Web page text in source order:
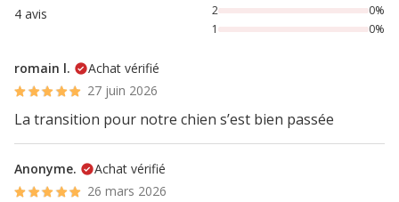
4 avis
2
0%
1
0%
romain l.
Achat vérifié
27 juin 2026
La transition pour notre chien s’est bien passée
Anonyme.
Achat vérifié
26 mars 2026